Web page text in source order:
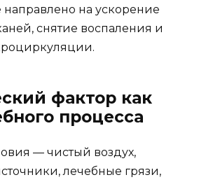
на ускорение
снятие воспаления и
фактор как
процесса
— чистый воздух,
лечебные грязи,